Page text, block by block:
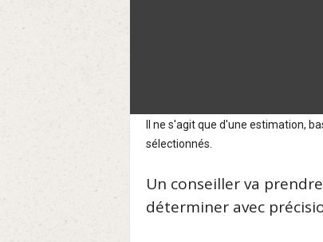
Il ne s'agit que d'une estimation,
sélectionnés.
Un conseiller va
déterminer avec